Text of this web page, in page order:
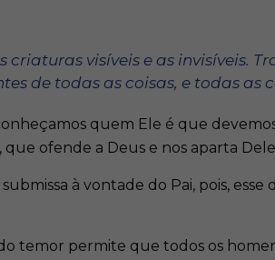
visíveis e as invisíveis.
de todas as coisas, e todas as
quem Ele é que
ofende a Deus e nos aparta
à vontade do Pai, pois,
temor permite que todos os